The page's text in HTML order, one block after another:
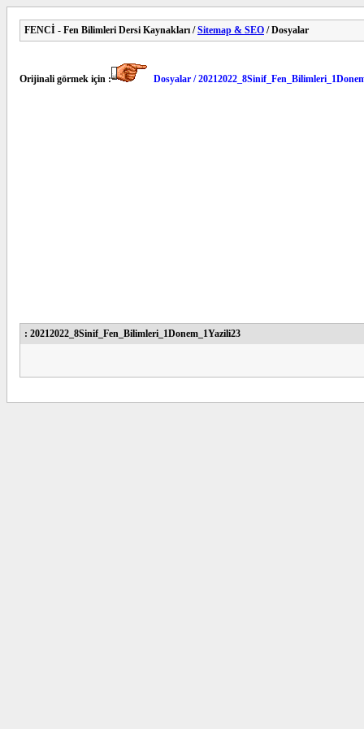
FENCİ - Fen Bilimleri Dersi Kaynakları /Sitemap & SEO / Dosyalar
Orijinali görmek için : Dosyalar /
: 20212022_8Sinif_Fen_Bilimleri_1Donem_1Yazili23